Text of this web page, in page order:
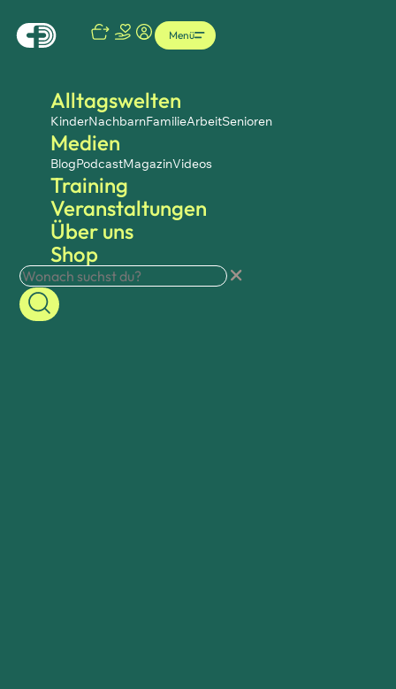
Alltagswelten
KinderNachbarnFamilieArbeitSenioren
Medien
BlogPodcastMagazinVideos
Training
Veranstaltungen
Über uns
Shop
Menü